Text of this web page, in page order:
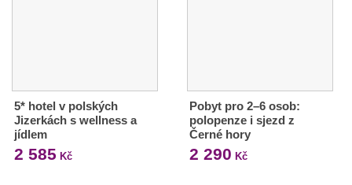
5* hotel v polských
Jizerkách s wellness a
jídlem
2 585 Kč
Pobyt pro 2–6 osob:
polopenze i sjezd z
Černé hory
2 290 Kč